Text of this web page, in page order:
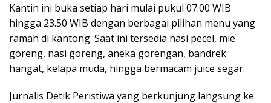
Kantin ini buka setiap hari mulai pukul 07.00 WIB
hingga 23.50 WIB dengan berbagai pilihan menu yang
ramah di kantong. Saat ini tersedia nasi pecel, mie
goreng, nasi goreng, aneka gorengan, bandrek
hangat, kelapa muda, hingga bermacam juice segar.
Jurnalis Detik Peristiwa yang berkunjung langsung ke